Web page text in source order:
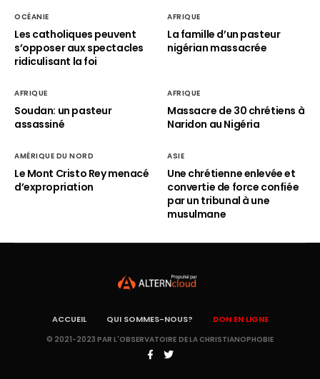
OCÉANIE
Les catholiques peuvent
s’opposer aux spectacles
ridiculisant la foi
AFRIQUE
La famille d’un pasteur
nigérian massacrée
AFRIQUE
Soudan: un pasteur
assassiné
AFRIQUE
Massacre de 30 chrétiens à
Naridon au Nigéria
AMÉRIQUE DU NORD
Le Mont Cristo Rey menacé
d’expropriation
ASIE
Une chrétienne enlevée et
convertie de force confiée
par un tribunal à une
musulmane
ACCUEIL QUI SOMMES-NOUS? DON EN LIGNE
© 2021-2023 PAR L'OBSERVATOIRE DE LA CHRISTIANOPHOBIE